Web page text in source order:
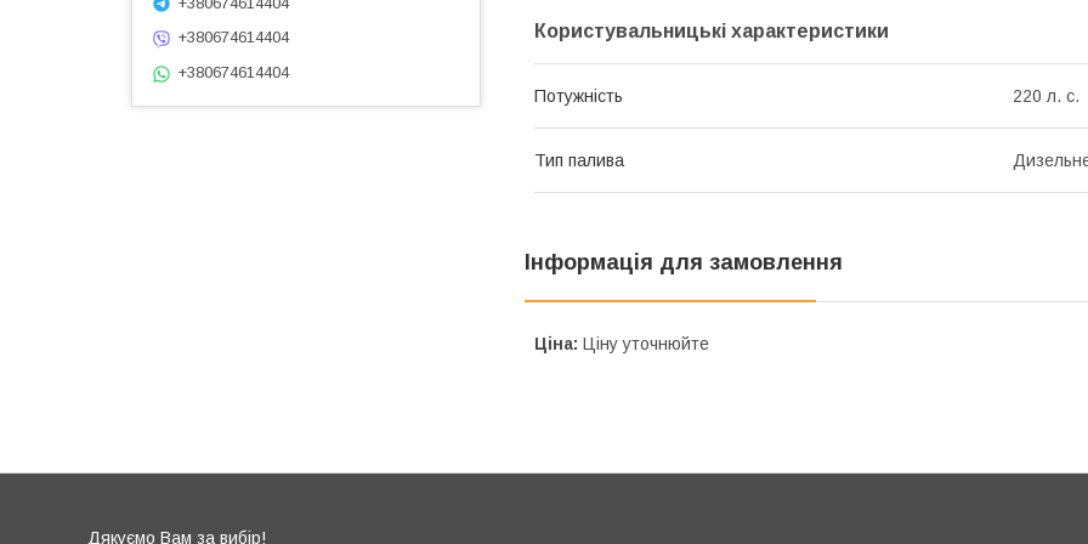
Користувальницькі характеристики
Потужність 220 л. с.
Тип палива
Інформація для замовлення
Ціна: Ціну уточнюйте
+380674614404
+380674614404
Дякуємо Вам за вибір!